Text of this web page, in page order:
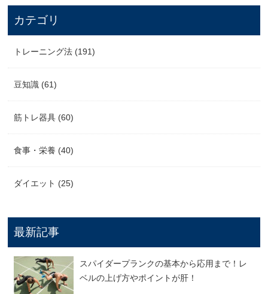
カテゴリ
トレーニング法 (191)
豆知識 (61)
筋トレ器具 (60)
食事・栄養 (40)
ダイエット (25)
最新記事
スパイダープランクの基本から応用まで！レ
ベルの上げ方やポイントが肝！